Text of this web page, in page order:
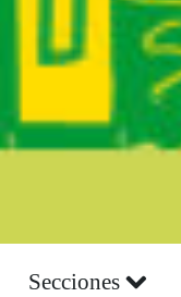
Secciones